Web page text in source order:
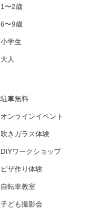
1〜2歳
6〜9歳
小学生
大人
駐車無料
オンラインイベント
吹きガラス体験
DIYワークショップ
ピザ作り体験
自転車教室
子ども撮影会